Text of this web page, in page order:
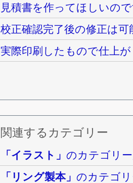
見積書を作ってほしいの
校正確認完了後の修正は
実際印刷したもので仕上
関連するカテゴリー
「イラスト」のカテゴリ
「リング製本」のカテゴ